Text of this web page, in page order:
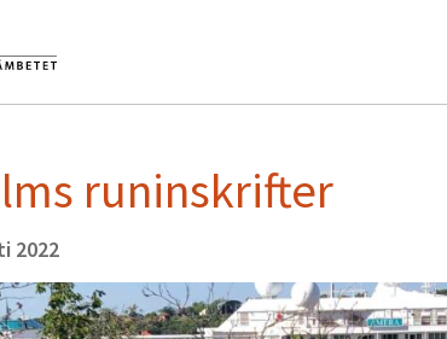
runinskrifter
2022